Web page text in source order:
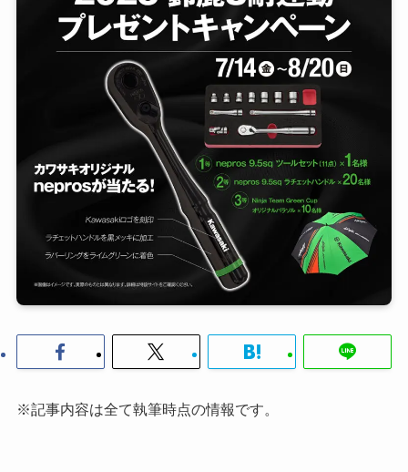
※記事内容は全て執筆時点の情報です。